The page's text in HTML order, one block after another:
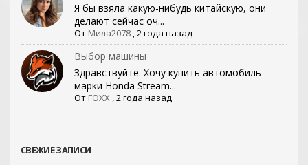
Я бы взяла какую-нибудь китайскую, они
делают сейчас оч...
От Мила2078 ,2 года назад
Выбор машины
Здравствуйте. Хочу купить автомобиль
марки Honda Stream...
От FOXX ,2 года назад
СВЕЖИЕ ЗАПИСИ